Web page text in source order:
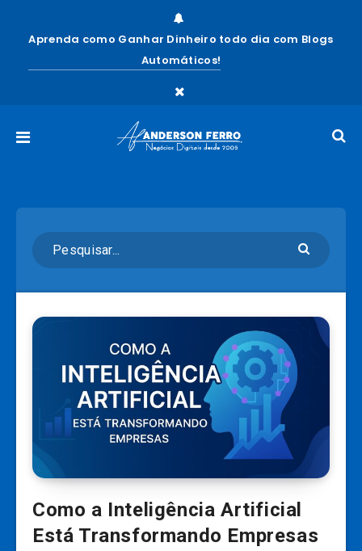
Aprenda como Ganhar Dinheiro todo dia com Blogs
Automáticos!
Como a Inteligência Artificial
Está Transformando Empresas